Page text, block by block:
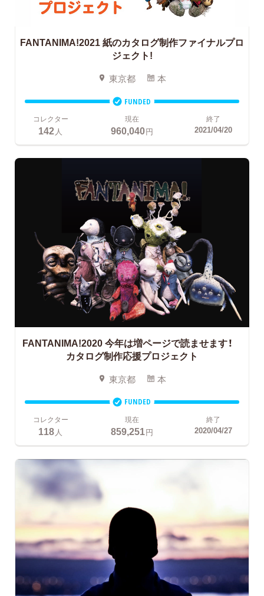
FANTANIMA!2021紙のカタログ制作ファイナルプロ
ジェクト!
東京都 本
FUNDED
コレクター
142人
現在
960,040円
終了
2021/04/20
FANTANIMA!2020今年は増ページで読ませます！
カタログ制作応援プロジェクト
東京都 本
FUNDED
コレクター
118 人
現在
859,251円
終了
2020/04/27